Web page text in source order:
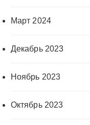
Март 2024
Декабрь 2023
Ноябрь 2023
Октябрь 2023